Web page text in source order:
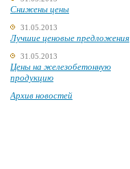
Снижены цены
31.05.2013
Лучшие ценовые предложения
31.05.2013
Цены на железобетонную
продукцию
Архив новостей